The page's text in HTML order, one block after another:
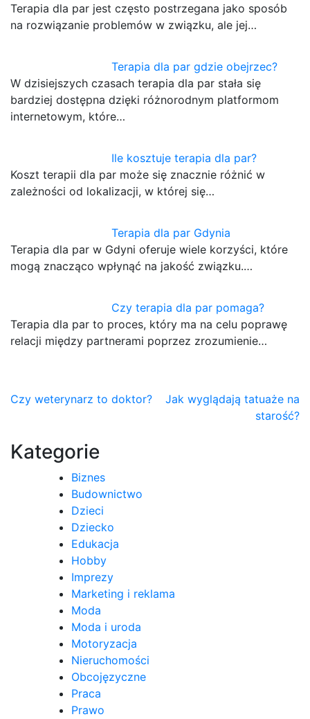
Terapia dla par jest często postrzegana jako sposób
na rozwiązanie problemów w związku, ale jej…
Terapia dla par gdzie obejrzec?
W dzisiejszych czasach terapia dla par stała się
bardziej dostępna dzięki różnorodnym platformom
internetowym, które…
Ile kosztuje terapia dla par?
Koszt terapii dla par może się znacznie różnić w
zależności od lokalizacji, w której się…
Terapia dla par Gdynia
Terapia dla par w Gdyni oferuje wiele korzyści, które
mogą znacząco wpłynąć na jakość związku.…
Czy terapia dla par pomaga?
Terapia dla par to proces, który ma na celu poprawę
relacji między partnerami poprzez zrozumienie…
Nawigacja
Czy weterynarz to doktor?
Jak wyglądają tatuaże na
starość?
Kategorie
Biznes
Budownictwo
Dzieci
Dziecko
Edukacja
Hobby
Imprezy
Marketing i reklama
Moda
Moda i uroda
Motoryzacja
Nieruchomości
Obcojęzyczne
Praca
Prawo